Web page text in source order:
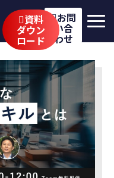
資料
ダウン
ロード
お問
い合
わせ
ー